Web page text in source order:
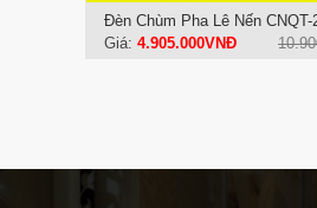
Đèn Chùm Pha Lê Nến CNQT-
Giá: 4.905.000VNĐ